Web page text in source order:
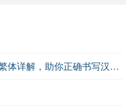
易的繁体字怎么写？这份易字繁体详解，助你正确书写汉字_汉字繁体学习